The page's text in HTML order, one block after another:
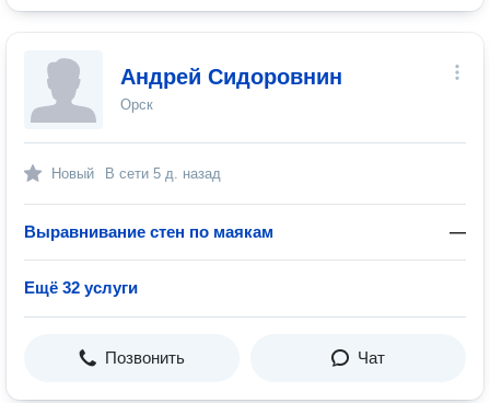
Андрей Сидоровнин
Орск
Новый В сети 5 д. назад
Выравнивание стен по маякам —
Ещё 32 услуги
Позвонить Чат